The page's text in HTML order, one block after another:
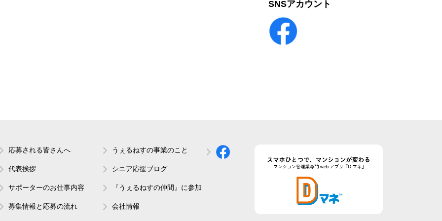
SNSアカウント
応募される皆さんへ
代表挨拶
サポーターのお仕事内容
募集情報と応募の流れ
うぇるねすの事業のこと
シニア応援ブログ
『うぇるねすの仲間』に参加
会社情報